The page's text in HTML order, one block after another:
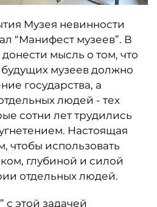
Музея невинности
“Манифест музеев”. В
мысль о том, что
музеев должно
государства, а
людей - тех
сотни лет трудились
Настоящая
чтобы использовать
глубиной и силой
отдельных людей.
с этой задачей